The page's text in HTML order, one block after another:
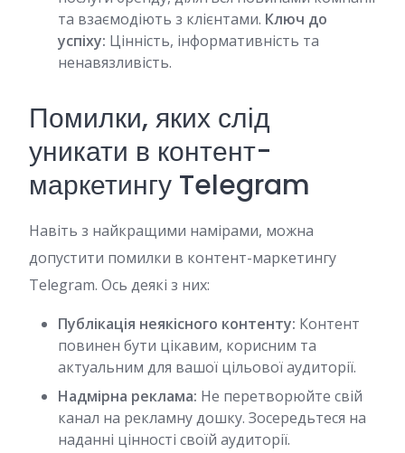
та взаємодіють з клієнтами. Ключ до
успіху: Цінність, інформативність та
ненавязливість.
Помилки, яких слід
уникати в контент-
маркетингу Telegram
Навіть з найкращими намірами, можна
допустити помилки в контент-маркетингу
Telegram. Ось деякі з них:
Публікація неякісного контенту: Контент
повинен бути цікавим, корисним та
актуальним для вашої цільової аудиторії.
Надмірна реклама: Не перетворюйте свій
канал на рекламну дошку. Зосередьтеся на
наданні цінності своїй аудиторії.